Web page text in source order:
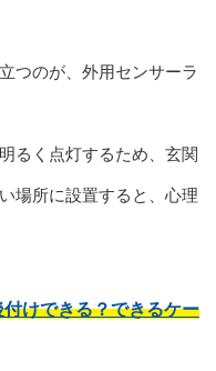
つのが、外用センサーラ
るく点灯するため、玄関
場所に設置すると、心理
けできる？できるケー